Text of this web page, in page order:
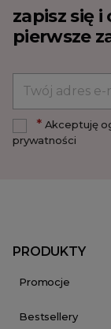
zapisz się
pierwsze
*Akceptuję
prywatności
PRODUKTY
Promocje
Bestsellery